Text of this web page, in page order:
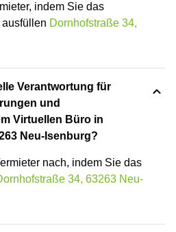
indem Sie das
Dornhofstraße 34,
Verantwortung für
und
Virtuellen Büro in
Neu-Isenburg?
nach, indem Sie das
34, 63263 Neu-